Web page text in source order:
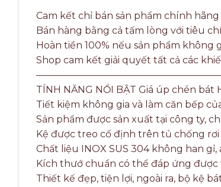
Cam kết chỉ bán sản phẩm chính hãng
Bán hàng bằng cả tấm lòng với tiêu
Hoàn tiền 100% nếu sản phẩm
Shop cam kết giải quyết tất cả các
TÍNH NĂNG NỔI BẬT Giá úp chén bát
Tiết kiệm không gia và làm căn bếp
Sản phẩm được sản xuất tại công ty,
Kệ được treo cố định trên tủ chống rơi
Chất liệu INOX SUS 304 không han
Kích thướ chuẩn có thể đáp ứng được
Thiết kế đẹp, tiện lợi, ngoài ra, bộ kệ